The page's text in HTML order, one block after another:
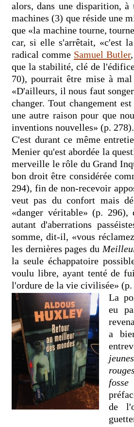
alors, dans une disparition,
machines (3) que réside une
que «la machine tourne,
car, si elle s'arrêtait, «c'est
radical comme Samuel Butler
que la stabilité, clé de
70), pourrait être mise à
«D'ailleurs, il nous faut
changer. Tout changement
une autre raison pour que
inventions nouvelles» (p. 278).
C'est durant ce même
Menier qu'est abordée la
merveille le rôle du Grand
bon droit être considérée
294), fin de non-recevoir
veut pas du confort mais
«danger véritable» (p.
autant d'aberrations
somme, dit-il, «vous
les dernières pages du
la seule échappatoire
voulu libre, ayant tenté de
l'ordure de la vie civilisée» (p.
La
eu
a
fosse
de